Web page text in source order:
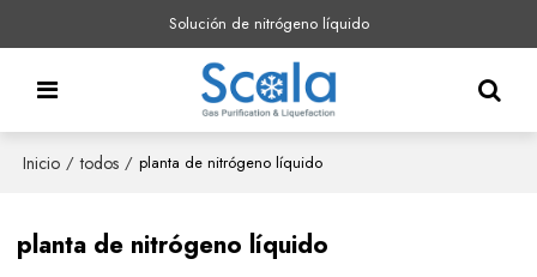
Solución de nitrógeno líquido
Inicio / todos / planta de nitrógeno líquido
planta de nitrógeno líquido